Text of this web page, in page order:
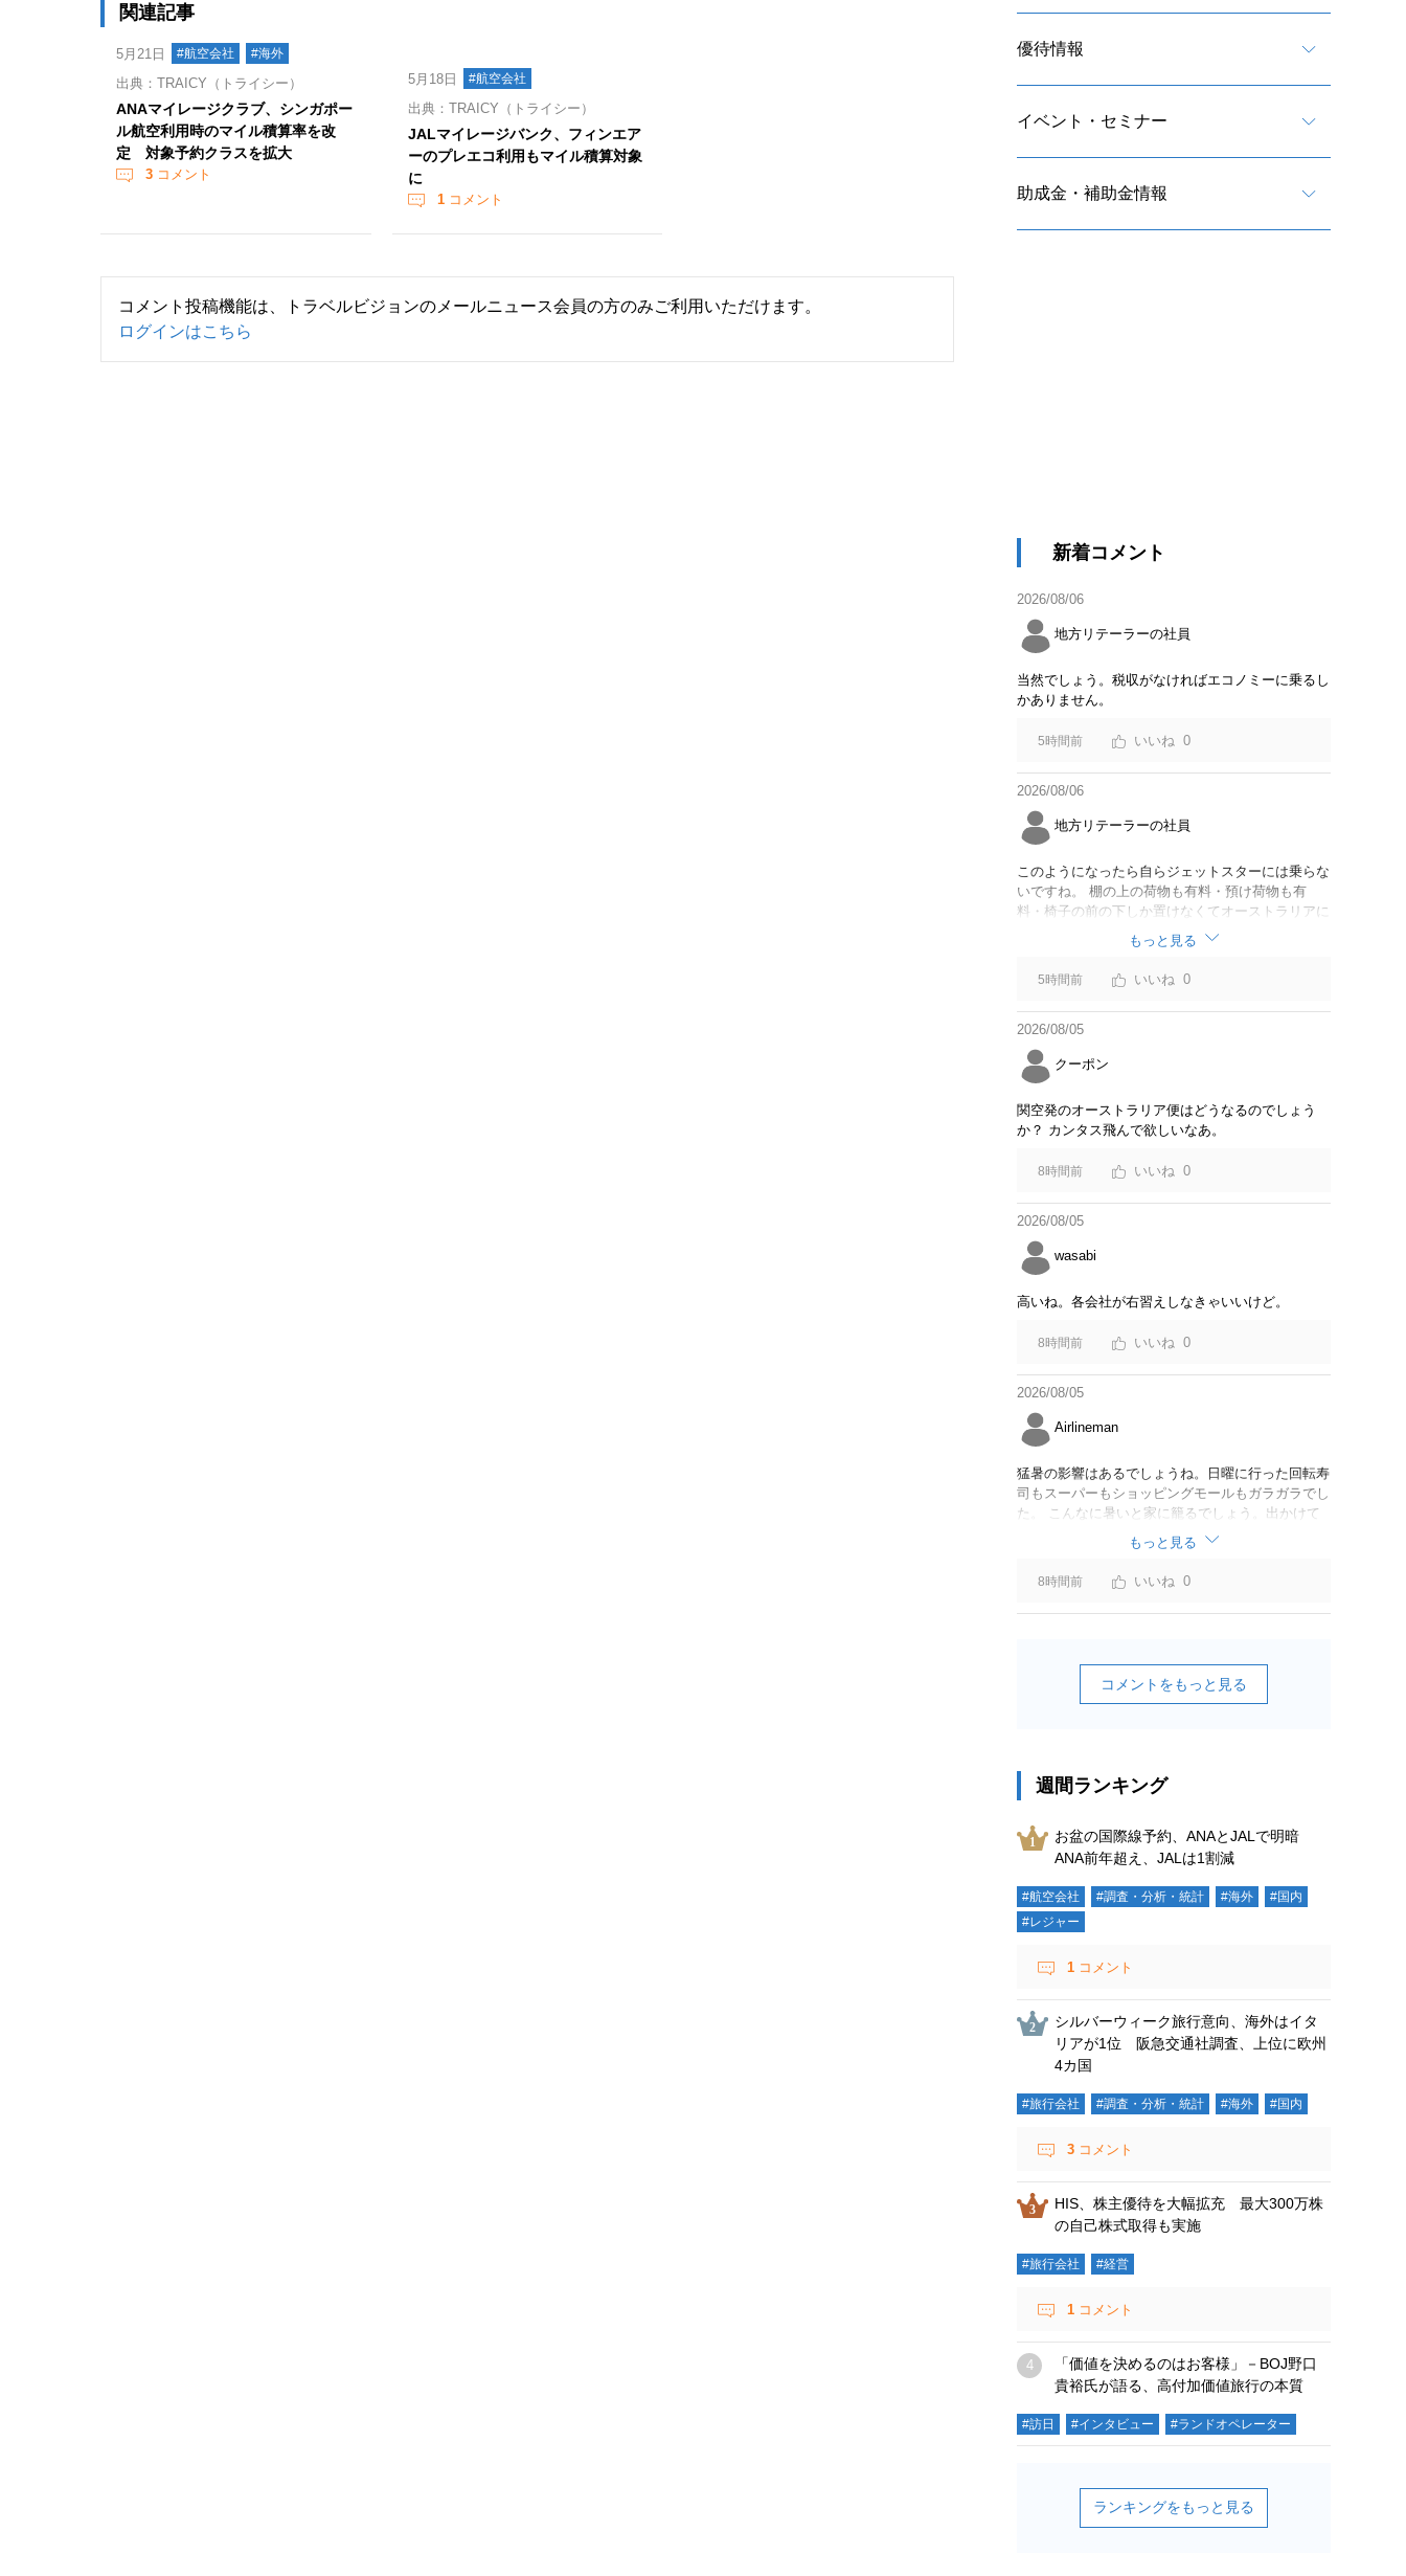
関連記事
5月21日 #航空会社 #海外
出典：TRAICY（トライシー）
ANAマイレージクラブ、シンガポー
ル航空利用時のマイル積算率を改
定 対象予約クラスを拡大
3 コメント
5月18日 #航空会社
出典：TRAICY（トライシー）
JALマイレージバンク、フィンエア
ーのプレエコ利用もマイル積算対象
に
1コメント
コメント投稿機能は、トラベルビジョンのメールニュース会員の方のみご利用いただけます。
ログインはこちら
優待情報
イベント・セミナー
助成金・補助金情報
新着コメント
2026/08/06
地方リテーラーの社員
当然でしょう。税収がなければエコノミーに乗るし
かありません。
5時間前 0
2026/08/06
地方リテーラーの社員
このようになったら自らジェットスターには乗らな
いですね。 棚の上の荷物も有料・預け荷物も有
料・椅子の前の下しか置けなくてオーストラリアに
は行けません。 もう課金制度疲れました????
もっと見る
5時間前 0
2026/08/05
クーポン
関空発のオーストラリア便はどうなるのでしょう
か？ カンタス飛んで欲しいなあ。
8時間前 0
2026/08/05
wasabi
高いね。各会社が右習えしなきゃいいけど。
8時間前 0
2026/08/05
Airlineman
猛暑の影響はあるでしょうね。日曜に行った回転寿
司もスーパーもショッピングモールもガラガラでし
た。 こんなに暑いと家に籠るでしょう。出かけて
も帰りを想像すると行く気がしません。
もっと見る
8時間前 0
コメントをもっと見る
週間ランキング
お盆の国際線予約、ANAとJALで明暗
ANA前年超え、JALは1割減
#航空会社 #調査・分析・統計 #海外
#国内
#レジャー
1 コメント
シルバーウィーク旅行意向、海外はイタ
リアが1位 阪急交通社調査、上位に欧州
4カ国
#旅行会社 #調査・分析・統計 #海外 #国内
3 コメント
HIS、株主優待を大幅拡充 最大300万株
の自己株式取得も実施
#旅行会社 #経営
1 コメント
「価値を決めるのはお客様」－BOJ野口
貴裕氏が語る、高付加価値旅行の本質
#訪日 #インタビュー #ランドオペレーター